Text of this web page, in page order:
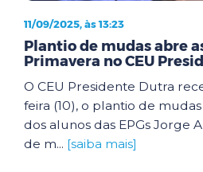
11/09/2025, às 13:23
Plantio de mudas abre
Primavera no CEU
O CEU Presidente Dutra
feira (10), o plantio de
dos alunos das EPGs Jorge
de m... [saiba mais]